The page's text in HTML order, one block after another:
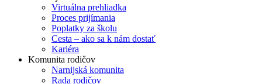
Virtuálna prehliadka
Proces prijímania
Poplatky za školu
Cesta – ako sa k nám dostať
Kariéra
Komunita rodičov
Narnijská komunita
Rada rodičov